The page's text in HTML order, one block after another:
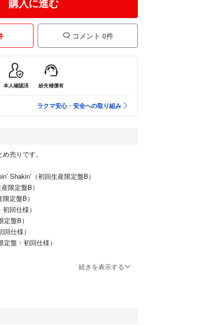
コメント 0件
本人確認済 紛失補償有
ラクマ安心・安全への取り組み
売りです。
Shakin’（初回生産限定盤B）
限定盤B）
定盤B）
回仕様）
盤B）
仕様）
定盤・初回仕様）
続きを表示する